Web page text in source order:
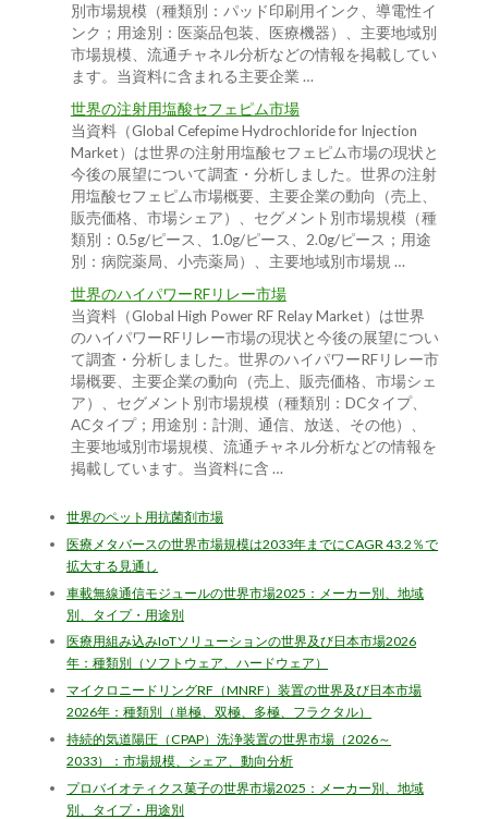
別市場規模（種類別：パッド印刷用インク、導電性イ
ンク；用途別：医薬品包装、医療機器）、主要地域別
市場規模、流通チャネル分析などの情報を掲載してい
ます。当資料に含まれる主要企業 …
世界の注射用塩酸セフェピム市場
当資料（Global Cefepime Hydrochloride for Injection
Market）は世界の注射用塩酸セフェピム市場の現状と
今後の展望について調査・分析しました。世界の注射
用塩酸セフェピム市場概要、主要企業の動向（売上、
販売価格、市場シェア）、セグメント別市場規模（種
類別：0.5g/ピース、1.0g/ピース、2.0g/ピース；用途
別：病院薬局、小売薬局）、主要地域別市場規 …
世界のハイパワーRFリレー市場
当資料（Global High Power RF Relay Market）は世界
のハイパワーRFリレー市場の現状と今後の展望につい
て調査・分析しました。世界のハイパワーRFリレー市
場概要、主要企業の動向（売上、販売価格、市場シェ
ア）、セグメント別市場規模（種類別：DCタイプ、
ACタイプ；用途別：計測、通信、放送、その他）、
主要地域別市場規模、流通チャネル分析などの情報を
掲載しています。当資料に含 …
世界のペット用抗菌剤市場
医療メタバースの世界市場規模は2033年までにCAGR 43.2％で
拡大する見通し
車載無線通信モジュールの世界市場2025：メーカー別、地域
別、タイプ・用途別
医療用組み込みIoTソリューションの世界及び日本市場2026
年：種類別（ソフトウェア、ハードウェア）
マイクロニードリングRF（MNRF）装置の世界及び日本市場
2026年：種類別（単極、双極、多極、フラクタル）
持続的気道陽圧（CPAP）洗浄装置の世界市場（2026～
2033）：市場規模、シェア、動向分析
プロバイオティクス菓子の世界市場2025：メーカー別、地域
別、タイプ・用途別